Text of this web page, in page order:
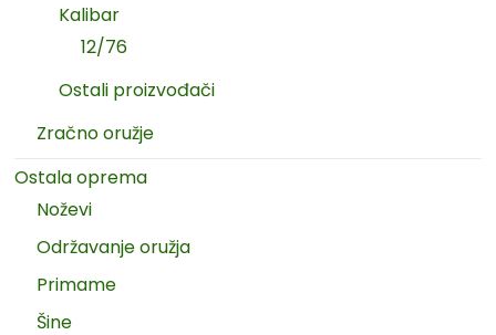
Kalibar
12/76
Ostali proizvođači
Zračno oružje
Ostala oprema
Noževi
Održavanje oružja
Primame
Šine